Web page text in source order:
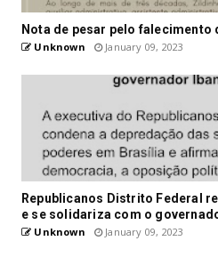
Nota de pesar pelo falecimento
Unknown January 09, 2023
Republicanos Distrito Federal
e se solidariza com o
Unknown January 09, 2023